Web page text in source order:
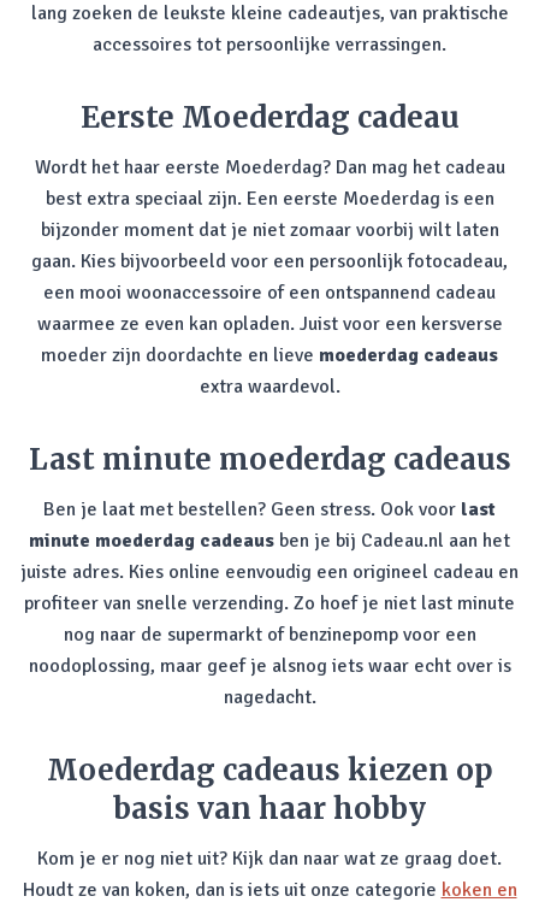
lang zoeken de leukste kleine cadeautjes, van praktische
accessoires tot persoonlijke verrassingen.
Eerste Moederdag cadeau
Wordt het haar eerste Moederdag? Dan mag het cadeau
best extra speciaal zijn. Een eerste Moederdag is een
bijzonder moment dat je niet zomaar voorbij wilt laten
gaan. Kies bijvoorbeeld voor een persoonlijk fotocadeau,
een mooi woonaccessoire of een ontspannend cadeau
waarmee ze even kan opladen. Juist voor een kersverse
moeder zijn doordachte en lieve moederdag cadeaus
extra waardevol.
Last minute moederdag cadeaus
Ben je laat met bestellen? Geen stress. Ook voor last
minute moederdag cadeaus ben je bij Cadeau.nl aan het
juiste adres. Kies online eenvoudig een origineel cadeau en
profiteer van snelle verzending. Zo hoef je niet last minute
nog naar de supermarkt of benzinepomp voor een
noodoplossing, maar geef je alsnog iets waar echt over is
nagedacht.
Moederdag cadeaus kiezen op
basis van haar hobby
Kom je er nog niet uit? Kijk dan naar wat ze graag doet.
Houdt ze van koken, dan is iets uit onze categorie koken en